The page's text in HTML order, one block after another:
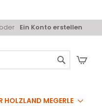
Ein Konto erstellen
HOLZLAND MEGERLE